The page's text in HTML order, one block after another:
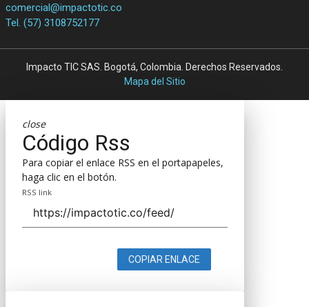
comercial@impactotic.co
Tel. (57) 3108752177
Impacto TIC SAS. Bogotá, Colombia. Derechos Reservados.
Mapa del Sitio
close
Código Rss
Para copiar el enlace RSS en el portapapeles,
haga clic en el botón.
RSS link
COPIAR ENLACE